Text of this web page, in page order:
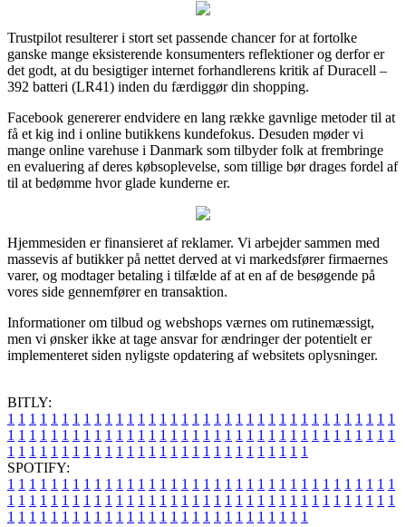
Trustpilot resulterer i stort set passende chancer for at fortolke
ganske mange eksisterende konsumenters reflektioner og derfor er
det godt, at du besigtiger internet forhandlerens kritik af Duracell –
392 batteri (LR41) inden du færdiggør din shopping.
Facebook genererer endvidere en lang række gavnlige metoder til at
få et kig ind i online butikkens kundefokus. Desuden møder vi
mange online varehuse i Danmark som tilbyder folk at frembringe
en evaluering af deres købsoplevelse, som tillige bør drages fordel af
til at bedømme hvor glade kunderne er.
Hjemmesiden er finansieret af reklamer. Vi arbejder sammen med
massevis af butikker på nettet derved at vi markedsfører firmaernes
varer, og modtager betaling i tilfælde af at en af de besøgende på
vores side gennemfører en transaktion.
Informationer om tilbud og webshops værnes om rutinemæssigt,
men vi ønsker ikke at tage ansvar for ændringer der potentielt er
implementeret siden nyligste opdatering af websitets oplysninger.
BITLY:
1 1 1 1 1 1 1 1 1 1 1 1 1 1 1 1 1 1 1 1 1 1 1 1 1 1 1 1 1 1 1 1 1 1 1 1
1 1 1 1 1 1 1 1 1 1 1 1 1 1 1 1 1 1 1 1 1 1 1 1 1 1 1 1 1 1 1 1 1 1 1 1
1 1 1 1 1 1 1 1 1 1 1 1 1 1 1 1 1 1 1 1 1 1 1 1 1 1 1 1
SPOTIFY:
1 1 1 1 1 1 1 1 1 1 1 1 1 1 1 1 1 1 1 1 1 1 1 1 1 1 1 1 1 1 1 1 1 1 1 1
1 1 1 1 1 1 1 1 1 1 1 1 1 1 1 1 1 1 1 1 1 1 1 1 1 1 1 1 1 1 1 1 1 1 1 1
1 1 1 1 1 1 1 1 1 1 1 1 1 1 1 1 1 1 1 1 1 1 1 1 1 1 1 1